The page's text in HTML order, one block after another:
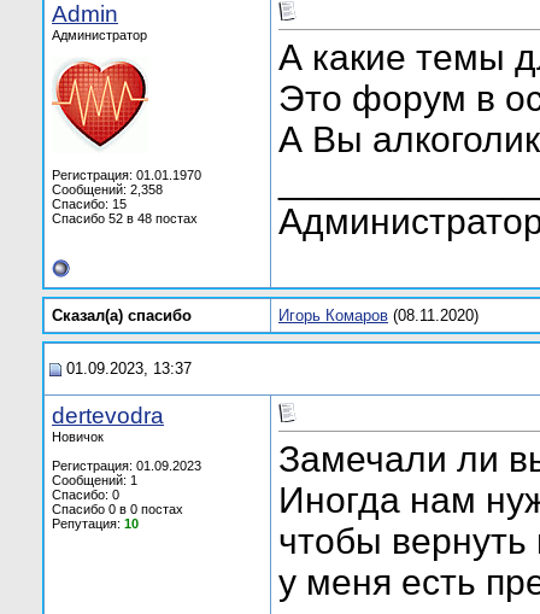
Admin
Администратор
Регистрация: 01.01.1970
Сообщений: 2,358
Спасибо: 15
Спасибо 52 в 48 постах
А какие темы
Это форум в
А Вы
Сказал(а) cпасибо Игорь Комаров (08.11.2020)
01.09.2023, 13:37
dertevodra
Новичок
Регистрация: 01.09.2023
Сообщений: 1
Спасибо: 0
Спасибо 0 в 0 постах
Репутация: 10
Замечали ли
Иногда нам
чтобы
у меня есть